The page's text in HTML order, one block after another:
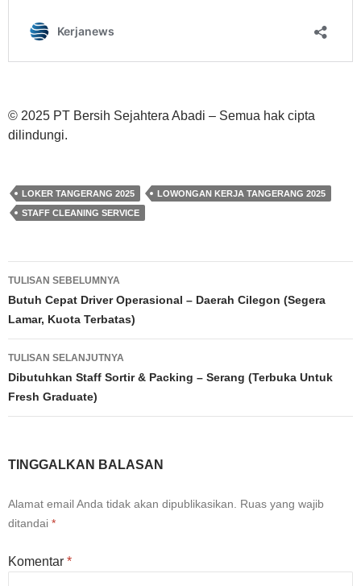
© 2025 PT Bersih Sejahtera Abadi – Semua hak cipta
dilindungi.
LOKER TANGERANG 2025
LOWONGAN KERJA TANGERANG 2025
STAFF CLEANING SERVICE
Navigasi
Tulisan
TULISAN SEBELUMNYA
Butuh Cepat Driver Operasional – Daerah Cilegon (Segera
Lamar, Kuota Terbatas)
TULISAN SELANJUTNYA
Dibutuhkan Staff Sortir & Packing – Serang (Terbuka Untuk
Fresh Graduate)
TINGGALKAN BALASAN
Alamat email Anda tidak akan dipublikasikan.
Ruas yang wajib
ditandai *
Komentar *